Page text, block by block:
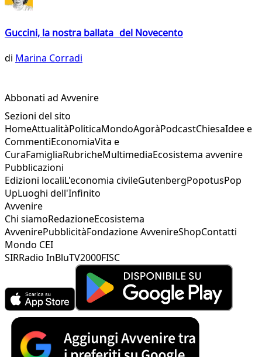
Guccini, la nostra ballata del Novecento
di Marina Corradi
Abbonati ad Avvenire
Sezioni del sito
HomeAttualitàPoliticaMondoAgoràPodcastChiesaIdee e
CommentiEconomiaVita e
CuraFamigliaRubricheMultimediaEcosistema avvenire
Pubblicazioni
Edizioni localiL'economia civileGutenbergPopotusPop
UpLuoghi dell'Infinito
Avvenire
Chi siamoRedazioneEcosistema
AvvenirePubblicitàFondazione AvvenireShopContatti
Mondo CEI
SIRRadio InBluTV2000FISC